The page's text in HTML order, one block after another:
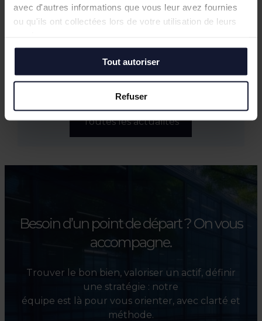
avec d'autres informations que vous leur avez fournies
ou qu'ils ont collectées lors de votre utilisation de leurs
Tout autoriser
Refuser
Bureaux à vendre à Wasquehal : 772 m²
disponibles au Château Blanc
Conférence annuelle du Club de
l’Immobilier : retour sur le bilan du
marché tertiaire dans la Métropole
Toutes les actualités
Besoin d’un point de départ ?On vous
accompagne.
Trouver le bon bien, valoriser un actif, définir
une stratégie : notre
équipe est là pour vous orienter, avec clarté et
méthode.